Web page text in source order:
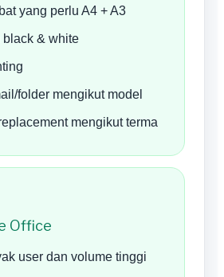
yang perlu A4 + A3
& white
folder mengikut model
mengikut terma
Office
user dan volume tinggi